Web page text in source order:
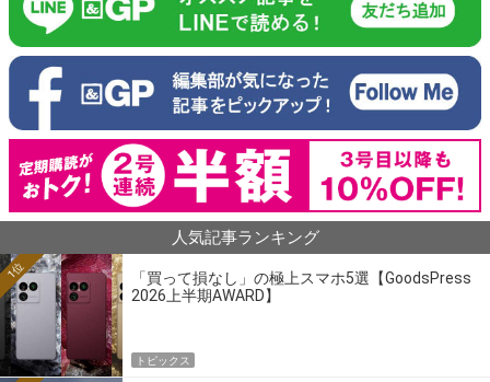
人気記事ランキング
「買って損なし」の極上スマホ5選【GoodsPress
2026上半期AWARD】
1位
トピックス